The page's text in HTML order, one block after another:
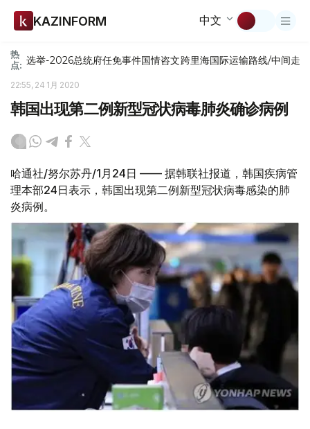
KAZINFORM 中文
热
点: 选举-2026总统府任免事件国情咨文跨里海国际运输路线/中间走廊
22:55, 24 1月 2020
韩国出现第二例新型冠状病毒肺炎确诊病例
哈通社/努尔苏丹/1月24日 —— 据韩联社报道，韩国疾病管
理本部24日表示，韩国出现第二例新型冠状病毒感染的肺
炎病例。